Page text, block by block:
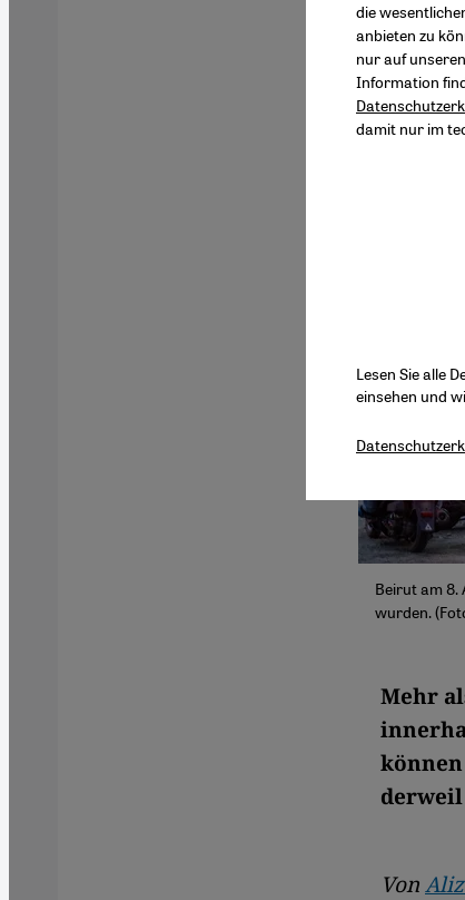
Deutsch
Beirut am 8.
wurden.
Mehr
Von
die
anbieten zu
nur auf
Information
damit nur im
Lesen Sie alle
einsehen und